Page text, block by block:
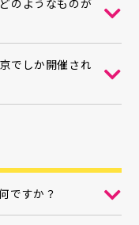
のようなものが
でしか開催され
ですか？